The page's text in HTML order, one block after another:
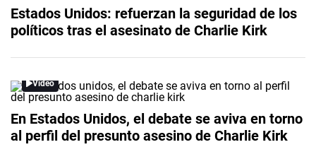
Estados Unidos: refuerzan la seguridad de los
políticos tras el asesinato de Charlie Kirk
Video
En Estados Unidos, el debate se aviva en torno
al perfil del presunto asesino de Charlie Kirk